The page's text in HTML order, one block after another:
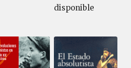
disponible